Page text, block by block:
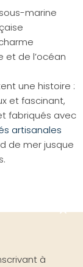
marine
et de l’océan
une histoire :
et fascinant,
fabriqués avec
artisanales
de mer jusque
à